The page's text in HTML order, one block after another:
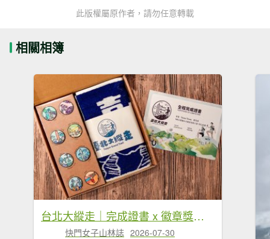
此版權屬原作者，請勿任意轉載
相關相簿
台北大縱走｜完成證書 x 徽章獎品 x 路線全攻略
快門女子山林誌 2026-07-30